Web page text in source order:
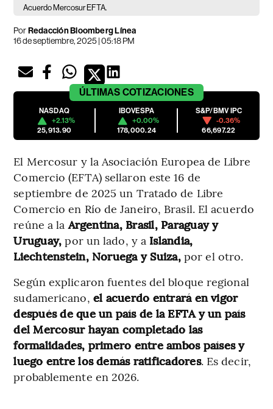
Acuerdo Mercosur EFTA.
PorRedacción Bloomberg Línea
16 de septiembre, 2025 | 05:18 PM
ÚLTIMAS COTIZACIONES
NASDAQ
+2.13%
25,913.90
IBOVESPA
+0.00%
178,000.24
S&P/BMV IPC
-0.36%
66,697.22
El Mercosur y la Asociación Europea de Libre
Comercio (EFTA) sellaron este 16 de
septiembre de 2025 un Tratado de Libre
Comercio en Río de Janeiro, Brasil. El acuerdo
reúne a laArgentina, Brasil, Paraguay y
Uruguay, por un lado, y a Islandia,
Liechtenstein, Noruega y Suiza,por el otro.
Según explicaron fuentes del bloque regional
sudamericano, el acuerdo entrará en vigor
después de que un país de la EFTA y un país
del Mercosur hayan completado las
formalidades, primero entre ambos países y
luego entre los demás ratificadores. Es decir,
probablemente en 2026.